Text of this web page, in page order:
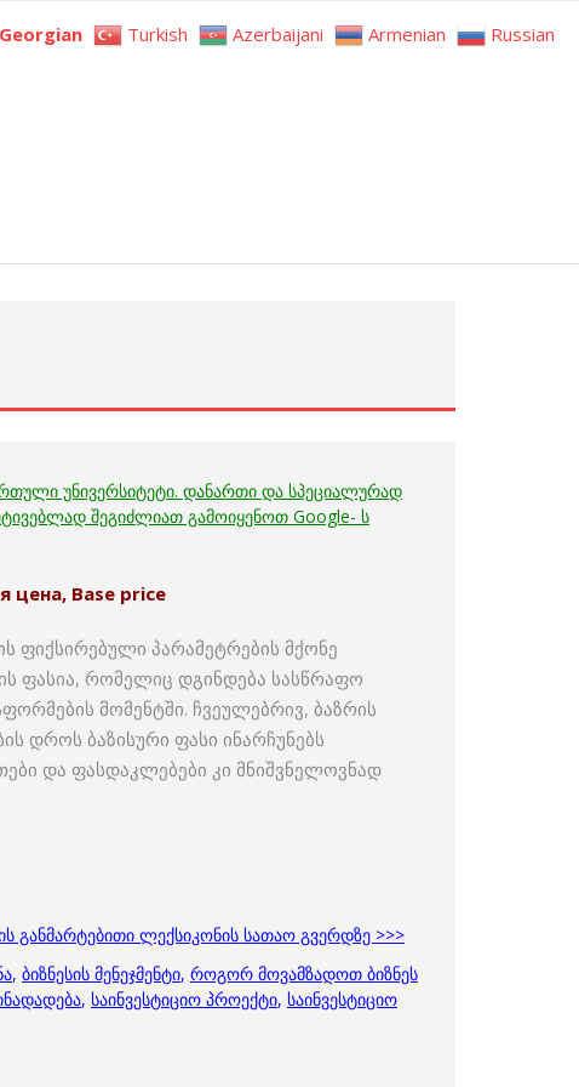
უნივერსიტეტი. დანართი და სპეციალურად
შეგიძლიათ გამოიყენოთ Google- ს
цена, Base price
ფიქსირებული პარამეტრების მქონე
ფასია, რომელიც დგინდება სასწრაფო
მომენტში. ჩვეულებრივ, ბაზრის
დროს ბაზისური ფასი ინარჩუნებს
და ფასდაკლებები კი მნიშვნელოვნად
განმარტებითი ლექსიკონის სათაო გვერდზე >>>
, ბიზნესის მენეჯმენტი, როგორ მოვამზადოთ ბიზნეს
, საინვესტიციო პროექტი, საინვესტიციო
Georgian Turkish Azerbaijani Armenian Russian